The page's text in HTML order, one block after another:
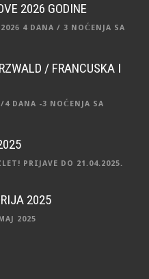
2026 GODINE
4 DANA / 3 NOĆENJA SA
/ FRANCUSKA I
DANA -3 NOĆENJA SA
PRIJAVE DO 21.04.2025.
2025
2025